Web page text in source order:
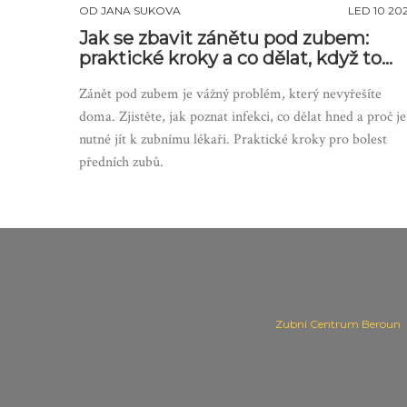
OD JANA SUKOVA LED 10
Jak se zbavit zánětu pod zubem:
praktické kroky a co dělat, když to
Zánět pod zubem je vážný problém, který nevyřešíte
doma. Zjistěte, jak poznat infekci, co dělat hned a proč je
nutné jít k zubnímu lékaři. Praktické kroky pro bolest
předních zubů.
Zubní Centrum Beroun